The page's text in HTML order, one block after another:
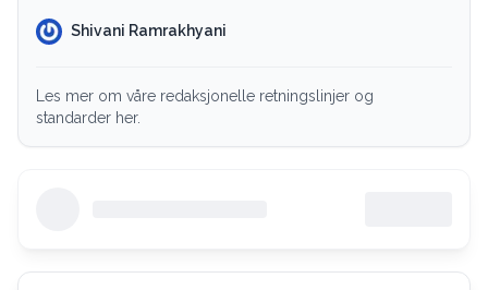
Shivani Ramrakhyani
Les mer om våre redaksjonelle retningslinjer og
standarder her.